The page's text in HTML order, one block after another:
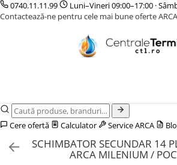
CENTRALE TERMICE
GAZ CONDENSATIE
CAZANE COMBUSTIBIL SOLID
CAZANE LEMNE CU GAZEIFICARE
ACCESORII PENTRU MONTAJ
POMPE DE CALDURA
POMPE DE CALDURA AER-APA
TERMOSTATE DE AMBIENT - AUTOMATIZARI
ELEMENTE SMART
CU FIR
PARDOSEALA
INCALZIRE IN PARDOSEALA
ACCESORII
IZOLATIE
0740.11.11.99
Luni–Vineri 09:00–17:00 ·
Contactează-ne pentru cele mai bune oferte
Cere ofertă Calculator Service ARCA
SCHIMBATOR SECUNDAR 14
ARCA MILENIUM /